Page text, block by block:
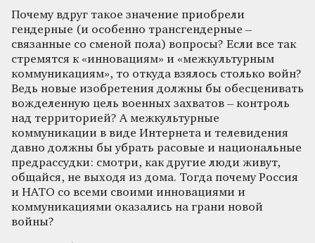
Почему вдруг такое значение приобрели
гендерные (и особенно трансгендерные –
связанные со сменой пола) вопросы? Если все так
стремятся к «инновациям» и «межкультурным
коммуникациям», то откуда взялось столько войн?
Ведь новые изобретения должны бы обесценивать
вожделенную цель военных захватов – контроль
над территорией? А межкультурные
коммуникации в виде Интернета и телевидения
давно должны бы убрать расовые и национальные
предрассудки: смотри, как другие люди живут,
общайся, не выходя из дома. Тогда почему Россия
и НАТО со всеми своими инновациями и
коммуникациями оказались на грани новой
войны?